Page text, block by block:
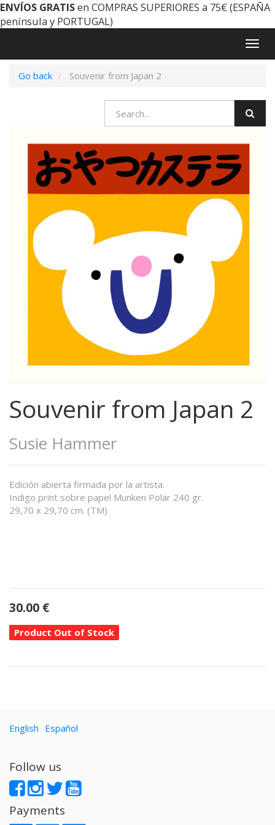
ENVÍOS GRATISen COMPRAS SUPERIORES a 75€ (ESPAÑA
península y PORTUGAL)
Go back
Souvenir from Japan 2
Souvenir from Japan 2
Susie Hammer
Edición abierta firmada por la artista.
Indigo print sobre papel Munken Polar 240 gr.
29,70 x 29,70 cm. (TM)
30.00 €
Product Out of Stock
English Español
Follow us
Payments